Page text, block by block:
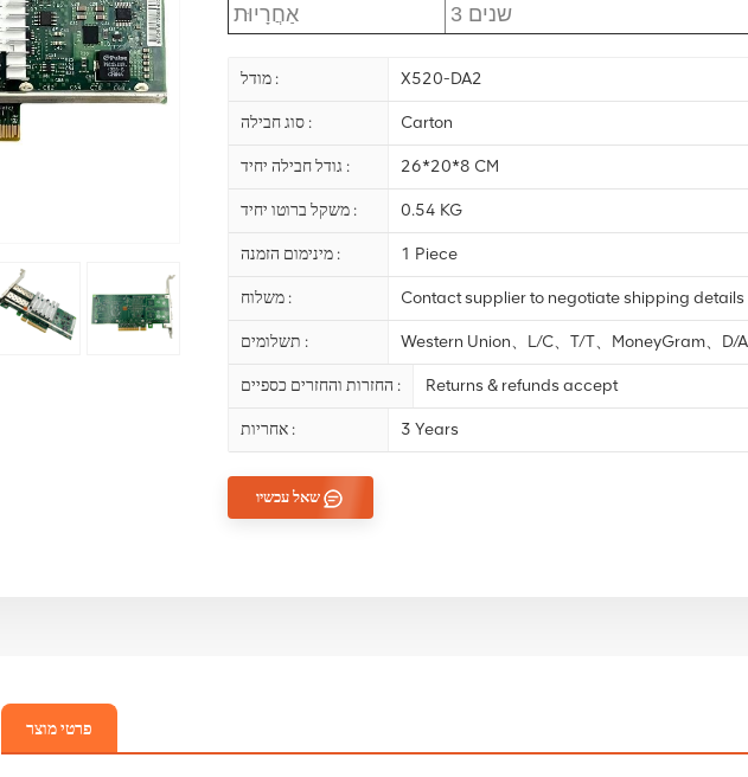
אַחֲרָיוּת
3 שנים
מודל : X520-DA2
סוג חבילה : Carton
גודל חבילה יחיד : 26*20*8 CM
משקל ברוטו יחיד : 0.54 KG
מינימום הזמנה : 1 Piece
משלוח : Contact supplier to negotiate shipping details
תשלומים : Western Union、L/C、T/T、MoneyGram、D/
החזרות והחזרים כספיים : Returns & refunds accept
אחריות : 3 Years
שאל עכשיו
פרטי מוצר